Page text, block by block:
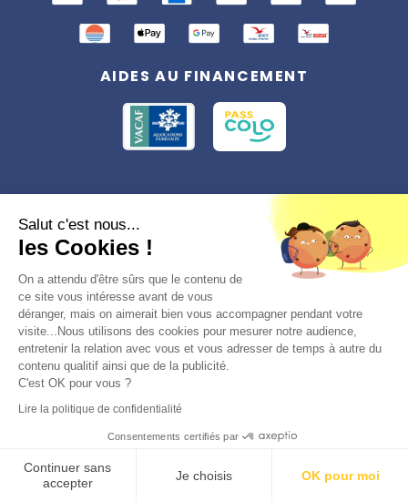
Réserver
AIDES AU FINANCEMENT
Conformément à la réglementation applicable en matière de données
personnelles, vous disposez d'un droit d'accès, de rectification et
d'effacement, du droit à la limitation du traitement des données vous
concernant. Vous pouvez consulter
notre politique de confidentialité
Préférences des cookies >
© 2026, Totemia
Plan du site
CGV/CGU
Politique de
Salut c'est nous...
les Cookies !
On a attendu d'être sûrs que le contenu de
ce site vous intéresse avant de vous
déranger, mais on aimerait bien vous accompagner pendant votre
visite...Nous utilisons des cookies pour mesurer notre audience,
entretenir la relation avec vous et vous adresser de temps à autre du
contenu qualitif ainsi que de la publicité.
C'est OK pour vous ?
Lire la politique de confidentialité
Consentements certifiés par
Continuer sans
accepter
Je choisis OK pour moi